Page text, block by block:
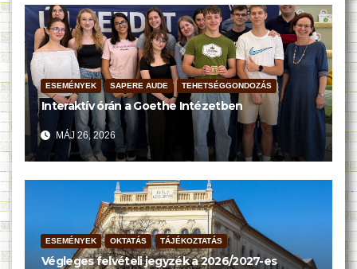
ESEMÉNYEK SAPERE AUDE TEHETSÉGGONDOZÁS
Interaktív órán a Goethe Intézetben
MÁJ 26, 2026
ESEMÉNYEK OKTATÁS TÁJÉKOZTATÁS
Végleges felvételi jegyzék a 2026/2027-es